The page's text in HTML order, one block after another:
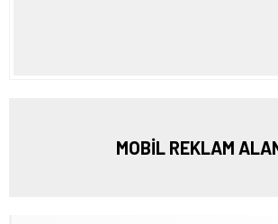
MOBİL REKLAM